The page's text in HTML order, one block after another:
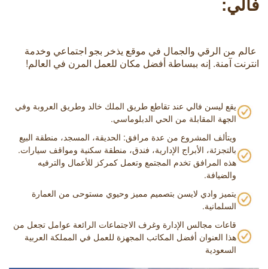
فالي:
عالم من الرقي والجمال في موقع يذخر بجو اجتماعي وخدمة
انترنت آمنة. إنه ببساطة أفضل مكان للعمل المرن في العالم!
يقع ليسن فالي عند تقاطع طريق الملك خالد وطريق العروبة وفي
الجهة المقابلة من الحي الدبلوماسي.
ويتألف المشروع من عدة مرافق: الحديقة، المسجد، منطقة البيع
بالتجزئة، الأبراج الإدارية، فندق، منطقة سكنية ومواقف سيارات.
هذه المرافق تخدم المجتمع وتعمل كمركز للأعمال والترفيه
والضيافة.
يتميز وادي لايسن بتصميم مميز وحيوي مستوحى من العمارة
السلمانية.
قاعات مجالس الإدارة وغرف الاجتماعات الرائعة عوامل تجعل من
هذا العنوان أفضل المكاتب المجهزة للعمل في المملكة العربية
السعودية